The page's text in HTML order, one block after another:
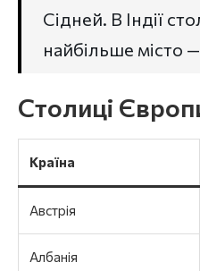
Сідней. В Індії
найбільше місто
Столиці
Країна
Австрія
Албанія